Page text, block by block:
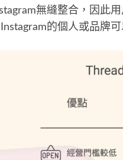
無縫整合，因此
的個人或品牌